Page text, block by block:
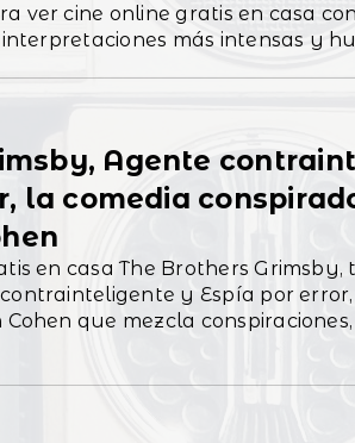
ver cine online gratis en casa
más intensas y
Agente
la comedia
en casa The Brothers Grimsby,
y Espía por
que mezcla